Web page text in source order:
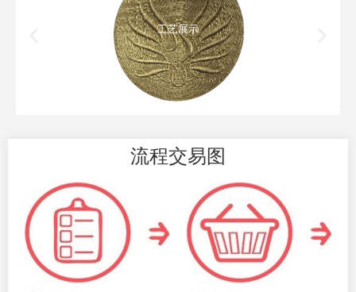
工艺展示
流程交易图